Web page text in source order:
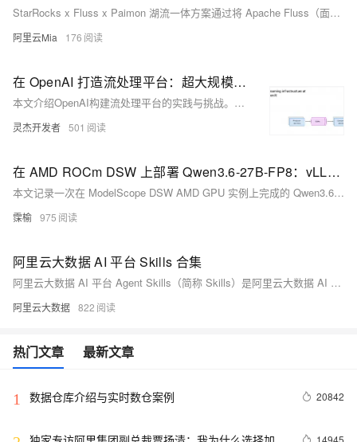
StarRocks x Fluss x Paimon 湖流一体方案通过将 Apache Fluss（面向分析场景的实时流存储）与 Apache Paimon（高性能湖格式表）深度融合，以 StarRocks 作为统一查询入口，构建了一套具备秒级新鲜度、十倍成本降低、一份数据一次查询的全新实时数据引擎。本文将介绍该方案的核心架构、技术优势、查询模式以及在阿里云 EMR Serverless StarRocks 上的产品化落地。
阿里云Mia 176
在 OpenAI 打造流处理平台：超大规模实时计算的实践与思考
本文介绍OpenAI构建流处理平台的实践与挑战。面对Kafka高可用、Python生态兼容、云环境限制等问题，团队基于PyFlink打造跨区域流处理架构，集成Kafka HA组、自研代理与控制平面，支撑实时Embedding生成、特征计算等场景，并推动开源协作与平台自动化演进。
灵杰开发者 501
在 AMD ROCm DSW 上部署 Qwen3.6-27B-FP8：vLLM、MTP 解码加速与小并发压测
本文记录一次在 ModelScope DSW AMD GPU 实例上完成的 Qwen3.6-27B-FP8 推理实践。实验重点不是单纯证明模型可以启动，而是围绕 vLLM ROCm 服务、Qwen MTP 投机解码、near-8K 长上下文正确性验证、FP8 KV cache 和小并发 serving 压测，整理一套可复现、可复查、可继续扩展的 AMD GPU 大模型推理 baseline。
霂榆 975
阿里云大数据 AI 平台 Skills 合集
阿里云大数据 AI 平台 Agent Skills（简称 Skills）是阿里云大数据 AI 平台官方提供的 AI Agent 技能发现与安装平台，为 Agent 提供安全、可靠的云资源操作能力，本文汇总阿里云大数据 AI 平台 Skills，帮助用户快速导航。
阿里云大数据 822
热门文章 最新文章
1 数据仓库介绍与实时数仓案例 20842